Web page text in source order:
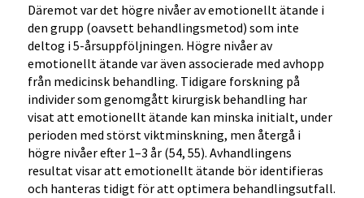
Däremot var det högre nivåer av emotionellt ätande i
den grupp (oavsett behandlingsmetod) som inte
deltog i 5-årsuppföljningen. Högre nivåer av
emotionellt ätande var även associerade med avhopp
från medicinsk behandling. Tidigare forskning på
individer som genomgått kirurgisk behandling har
visat att emotionellt ätande kan minska initialt, under
perioden med störst viktminskning, men återgå i
högre nivåer efter 1–3 år (54, 55). Avhandlingens
resultat visar att emotionellt ätande bör identifieras
och hanteras tidigt för att optimera behandlingsutfall.